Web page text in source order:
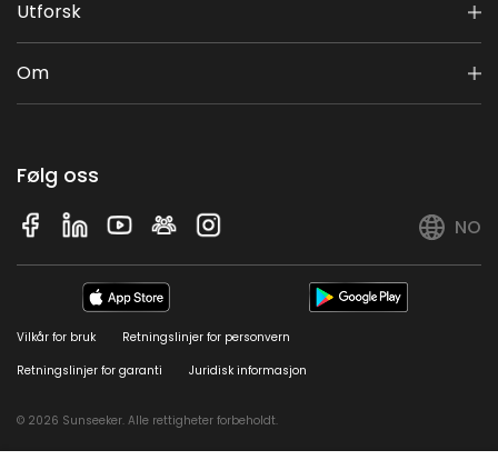
Utforsk
Om
Følg oss
NO
Vilkår for bruk
Retningslinjer for personvern
Retningslinjer for garanti
Juridisk informasjon
© 2026 Sunseeker. Alle rettigheter forbeholdt.